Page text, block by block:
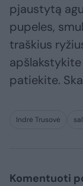
pjaustytą
pupeles,
traškius
patiekite.
Indrė Trusovė
Komentuoti